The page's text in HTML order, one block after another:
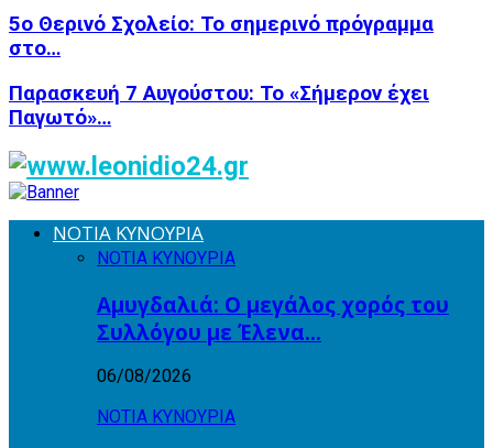
5ο Θερινό Σχολείο: Το σημερινό πρόγραμμα
στο…
Παρασκευή 7 Αυγούστου: Το «Σήμερον έχει
Παγωτό»…
ΝΟΤΙΑ ΚΥΝΟΥΡΙΑ
ΝΟΤΙΑ ΚΥΝΟΥΡΙΑ
Αμυγδαλιά: Ο μεγάλος χορός του
Συλλόγου με Έλενα…
06/08/2026
ΝΟΤΙΑ ΚΥΝΟΥΡΙΑ